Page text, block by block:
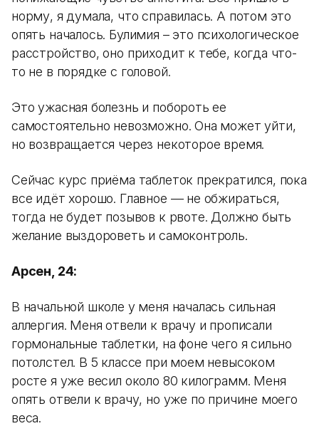
норму, я думала, что справилась. А потом это
опять началось. Булимия – это психологическое
расстройство, оно приходит к тебе, когда что-
то не в порядке с головой.
Это ужасная болезнь и побороть ее
самостоятельно невозможно. Она может уйти,
но возвращается через некоторое время.
Сейчас курс приёма таблеток прекратился, пока
все идёт хорошо. Главное — не обжираться,
тогда не будет позывов к рвоте. Должно быть
желание выздороветь и самоконтроль.
Арсен, 24:
В начальной школе у меня началась сильная
аллергия. Меня отвели к врачу и прописали
гормональные таблетки, на фоне чего я сильно
потолстел. В 5 классе при моем невысоком
росте я уже весил около 80 килограмм. Меня
опять отвели к врачу, но уже по причине моего
веса.